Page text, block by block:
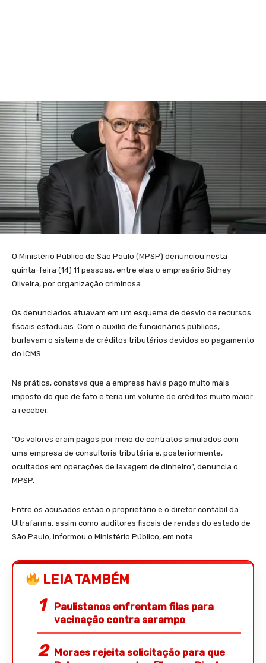
O Ministério Público de São Paulo (MPSP) denunciou nesta
quinta-feira (14) 11 pessoas, entre elas o empresário Sidney
Oliveira, por organização criminosa.
Os denunciados atuavam em um esquema de desvio de recursos
fiscais estaduais. Com o auxílio de funcionários públicos,
burlavam o sistema de créditos tributários devidos ao pagamento
do ICMS.
Na prática, constava que a empresa havia pago muito mais
imposto do que de fato e teria um volume de créditos muito maior
a receber.
“Os valores eram pagos por meio de contratos simulados com
uma empresa de consultoria tributária e, posteriormente,
ocultados em operações de lavagem de dinheiro”, denuncia o
MPSP.
Entre os acusados estão o proprietário e o diretor contábil da
Ultrafarma, assim como auditores fiscais de rendas do estado de
São Paulo, informou o Ministério Público, em nota.
LEIA TAMBÉM
Paulistanos enfrentam filas para
vacinação contra sarampo
Moraes rejeita solicitação para que